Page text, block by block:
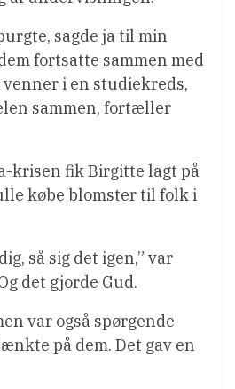
sagde ja til min
fortsatte sammen med
venner i en studiekreds,
sammen, fortæller
krisen fik Birgitte lagt på
købe blomster til folk i
så sig det igen,” var
det gjorde Gud.
var også spørgende
på dem. Det gav en